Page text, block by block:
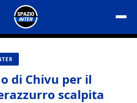
di Chivu per il
scalpita